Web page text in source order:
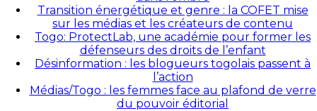
Transition énergétique et genre : la COFET mise
sur les médias et les créateurs de contenu
Togo: ProtectLab, une académie pour former les
défenseurs des droits de l’enfant
Désinformation : les blogueurs togolais passent à
l’action
Médias/Togo : les femmes face au plafond de verre
du pouvoir éditorial